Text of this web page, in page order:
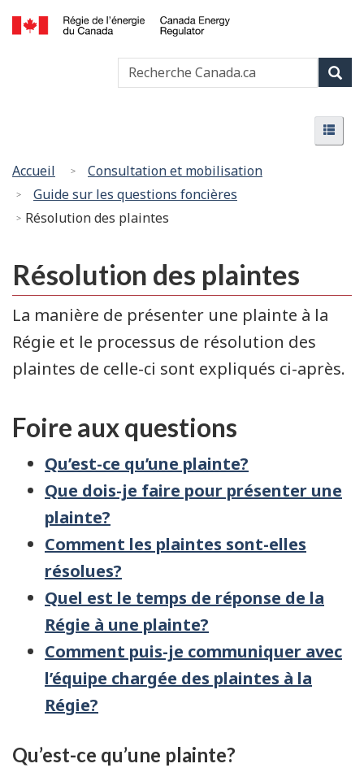
Passer
au
contenu
principal
Version
HTML
simplifiée
l’énergie
du
Canada
Vous
êtes
ici
Accueil
Consultation et mobilisation
Guide sur les questions foncières
Résolution des plaintes
Résolution des plaintes
La manière de présenter une plainte à la
Régie et le processus de résolution des
plaintes de celle-ci sont expliqués ci-après.
Foire aux questions
Qu’est-ce qu’une plainte?
Que dois-je faire pour présenter une
plainte?
Comment les plaintes sont-elles
résolues?
Quel est le temps de réponse de la
Régie à une plainte?
Comment puis-je communiquer avec
l’équipe chargée des plaintes à la
Régie?
Qu’est-ce qu’une plainte?